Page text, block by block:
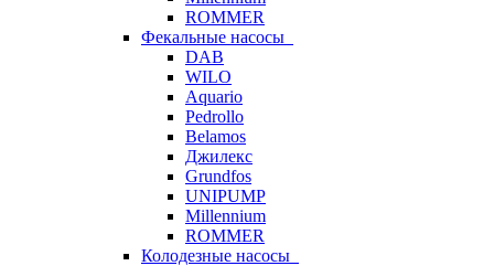
ROMMER
Фекальные насосы
DAB
WILO
Aquario
Pedrollo
Belamos
Джилекс
Grundfos
UNIPUMP
Millennium
ROMMER
Колодезные насосы